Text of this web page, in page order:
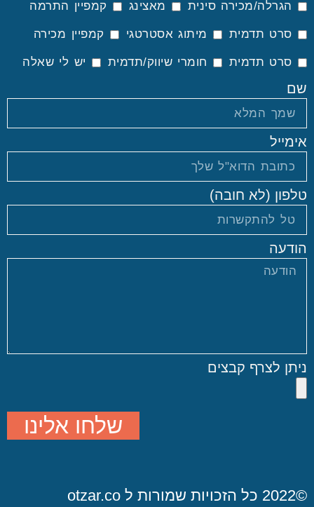
הגרלה/מכירה סינית מאצינג קמפיין התרמה
סרט תדמית מיתוג אסטרטגי קמפיין מכירה
סרט תדמית חומרי שיווק/תדמית יש לי שאלה
שם
אימייל
טלפון (לא חובה)
הודעה
ניתן לצרף קבצים
שלחו אלינו
©2022 כל הזכויות שמורות ל otzar.co